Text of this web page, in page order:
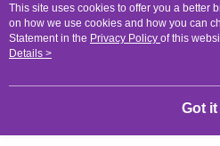
Popular Tags
This site uses cookies to offer you a better
on how we use cookies and how you can
Statement in the Privacy Policy of this
agree to our use of cookies as described in
Details >
Got it